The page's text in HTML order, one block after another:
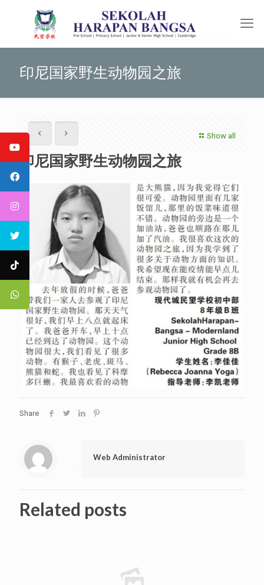
印尼国家野生动物园之旅
Show all
印尼国家野生动物园之旅
Share
Web Administrator
Related posts